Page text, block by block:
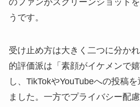
のファンがスクリーンショット
うです。
受け止め方は大きく二つに分か
的評価派は「素顔がイケメンで
し、TikTokやYouTubeへの投稿
ました。一方でプライバシー配